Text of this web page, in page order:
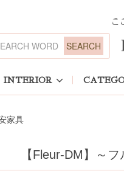
INTERIOR
家具
【Fleur-DM】～